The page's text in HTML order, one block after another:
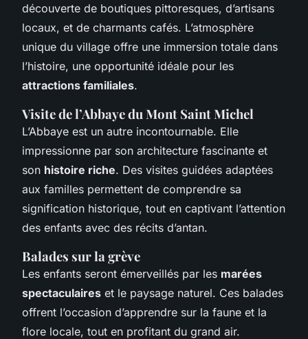
découverte de boutiques pittoresques, d’artisans
locaux, et de charmants cafés. L’atmosphère
unique du village offre une immersion totale dans
l’histoire, une opportunité idéale pour les
attractions familiales.
Visite de l’Abbaye du Mont Saint Michel
L’Abbaye est un autre incontournable. Elle
impressionne par son architecture fascinante et
son histoire riche. Des visites guidées adaptées
aux familles permettent de comprendre sa
signification historique, tout en captivant l’attention
des enfants avec des récits d’antan.
Balades sur la grève
Les enfants seront émerveillés par les marées
spectaculaires et le paysage naturel. Ces balades
offrent l’occasion d’apprendre sur la faune et la
flore locale, tout en profitant du grand air.